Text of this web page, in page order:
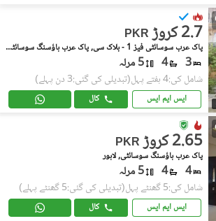
PKR 2.7 کروڑ
پاک عرب سوسائٹی فیز 1 - بلاک سی, پاک عرب ہاؤسنگ سوسائٹی فیز 1
3
4 5 مرلہ
شامل کی:4 ہفتے پہل (تبدیلی کی گئی:3 دن پہلے)
ایس ایم ایس کال
PKR 2.65 کروڑ
پاک عرب ہاؤسنگ سوسائٹی, لاہور
4
4 5 مرلہ
شامل کی:5 گھنٹے پہل (تبدیلی کی گئی:5 گھنٹے پہلے)
ایس ایم ایس کال